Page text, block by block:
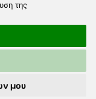
της
μου